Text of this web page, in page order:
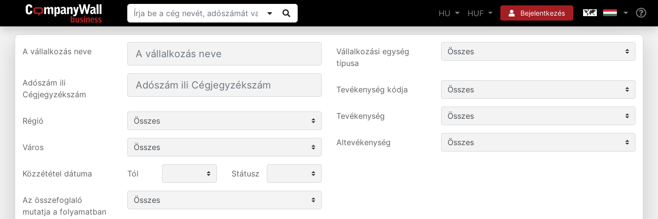
HU HUF Bejelentkezés
A vállalkozás neve
Adószám ili
Cégjegyzékszám
Régió
Város
Vállalkozási egység
típusa
Tevékenység kódja
Tevékenység
Altevékenység
Közzététel dátuma Tól Státusz
Az összefoglaló
mutatja a folyamatban